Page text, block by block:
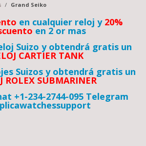
/ Grand Seiko
en cualquier reloj y 20%
en 2 or mas
Suizo y obtendrá gratis un
CARTIER TANK
Suizos y obtendrá gratis un
ROLEX SUBMARINER
+1-234-2744-095 Telegram